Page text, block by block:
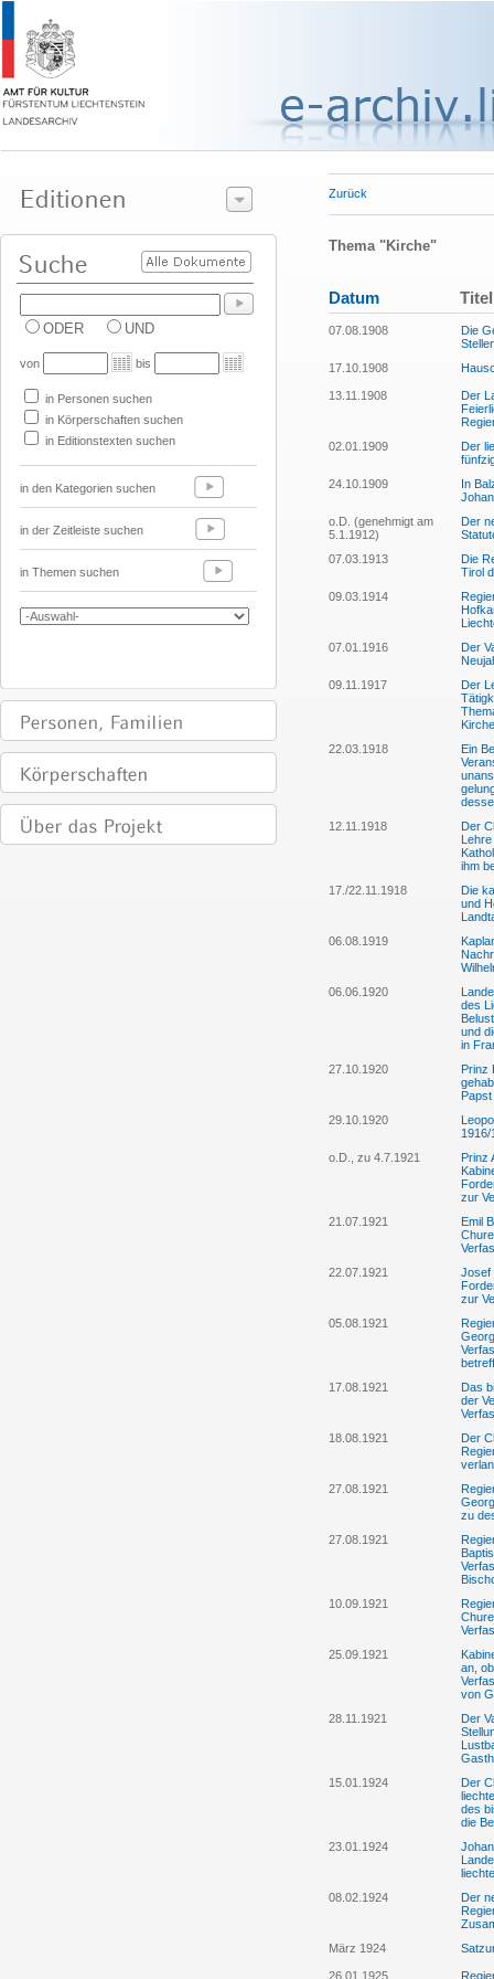
ODER UND
von bis
in Personen suchen
in Körperschaften suchen
in Editionstexten suchen
in den Kategorien suchen
in der Zeitleiste suchen
in Themen suchen
Zurück
Thema "Kirche"
Datum Titel
07.08.1908
Die
17.10.1908
13.11.1908
Der
02.01.1909
Der
24.10.1909
In
o.D. (genehmigt am
5.1.1912)
Der
07.03.1913
Die
Tirol
09.03.1914
07.01.1916
Der
09.11.1917
Der
22.03.1918
Ein
12.11.1918
Der
Lehre
ihm
17./22.11.1918
Die
und
06.08.1919
06.06.1920
des
und
in
27.10.1920
Prinz
29.10.1920
o.D., zu 4.7.1921
Prinz
zur
21.07.1921
Emil
22.07.1921
Josef
zur
05.08.1921
17.08.1921
Das
der
18.08.1921
Der
27.08.1921
zu
27.08.1921
10.09.1921
25.09.1921
an,
von
28.11.1921
Der
15.01.1924
Der
des
die
23.01.1924
08.02.1924
Der
März 1924
26.01.1925